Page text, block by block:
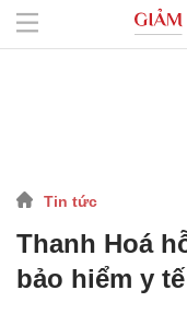
Tin tức
Thanh Hoá
bảo hiểm y